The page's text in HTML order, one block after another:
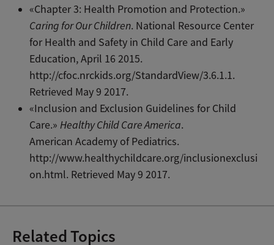
«Chapter 3: Health Promotion and Protection.»
Caring for Our Children. National Resource Center
for Health and Safety in Child Care and Early
Education, April 16 2015.
http://cfoc.nrckids.org/StandardView/3.6.1.1.
Retrieved May 9 2017.
«Inclusion and Exclusion Guidelines for Child
Care.»Healthy Child Care America.
American Academy of Pediatrics.
http://www.healthychildcare.org/inclusionexclusi
on.html. Retrieved May 9 2017.
Related Topics